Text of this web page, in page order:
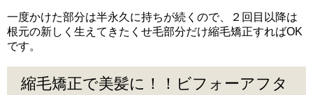
一度かけた部分は半永久に持ちが続くので、２回目以降は
根元の新しく生えてきたくせ毛部分だけ縮毛矯正すればOK
です。
縮毛矯正で美髪に！！ビフォーアフタ